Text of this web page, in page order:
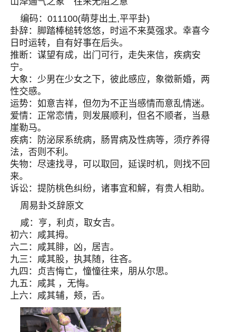
编码：011100(萌芽出土,平平卦)
卦辞：脚踏棒槌转悠悠，时运不来莫强求。幸喜今
日时运转，自有好事在后头。
推断：谋望有成，出门可行，走失来信，疾病安
宁。
大象：少男在少女之下，彼此感应，象徵新婚，两
性交感。
运势：如意吉祥，但勿为不正当感情而意乱情迷。
爱情：正常恋情，则发展顺利，但名不顺者，当悬
崖勒马。
疾病：防泌尿系统病，肠胃病及性病等，须疗养得
法，否则不利。
失物：尽速找寻，可以取回，延误时机，则找不回
来。
诉讼：提防桃色纠纷，诸事宜和解，有贵人相助。
周易卦爻辞原文
咸：亨，利贞，取女吉。
初六：咸其拇。
六二：咸其腓，凶，居吉。
九三：咸其股，执其随，往吝。
九四：贞吉悔亡，憧憧往来，朋从尔思。
九五：咸其 ，无悔。
上六：咸其辅，颊，舌。